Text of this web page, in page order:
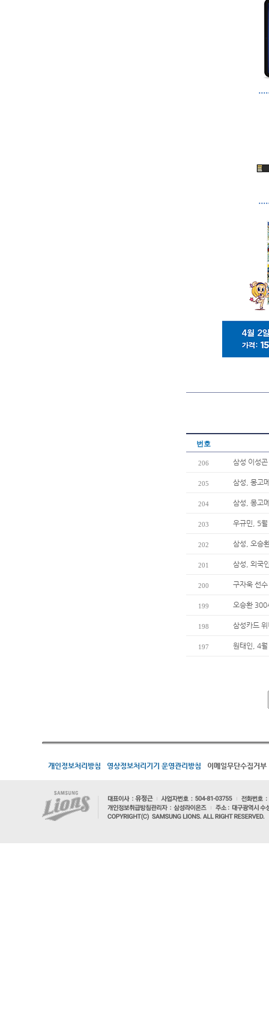
번호
206 삼성 이성
205 삼성, 몽고
204 삼성, 몽고
203 우규민, 5
202 삼성, 오승
201 삼성, 외국
200 구자욱 선
199 오승환 300
198 삼성카드
197 원태인, 4
개인정보처리방침 영상정보처리기기 운영관리방침 이메일무단수집거부